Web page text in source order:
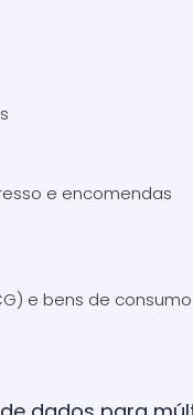
e encomendas
e bens de